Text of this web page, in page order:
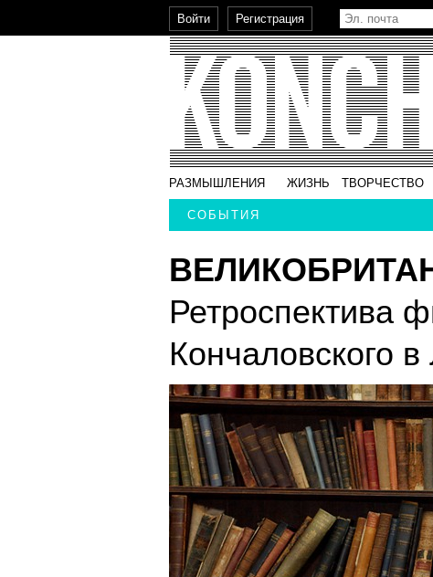
РАЗМЫШЛЕНИЯ ЖИЗНЬ ТВОРЧЕСТВО
СОБЫТИЯ
Ретроспектива
Кончаловского